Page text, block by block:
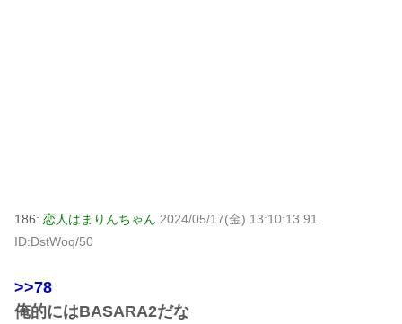
186: 恋人はまりんちゃん 2024/05/17(金) 13:10:13.91
ID:DstWoq/50
>>78
俺的にはBASARA2だな